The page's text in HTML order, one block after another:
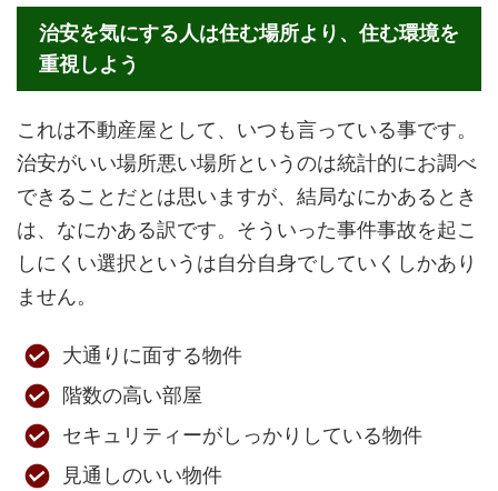
治安を気にする人は住む場所より、住む環境を
重視しよう
これは不動産屋として、いつも言っている事です。
治安がいい場所悪い場所というのは統計的にお調べ
できることだとは思いますが、結局なにかあるとき
は、なにかある訳です。そういった事件事故を起こ
しにくい選択というは自分自身でしていくしかあり
ません。
大通りに面する物件
階数の高い部屋
セキュリティーがしっかりしている物件
見通しのいい物件